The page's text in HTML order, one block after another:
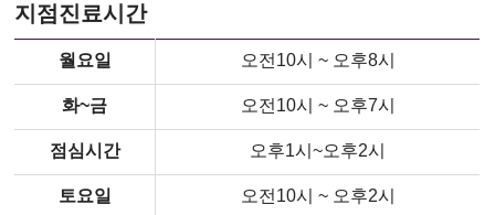
지점진료시간
월요일 오전10시 ~ 오후8시
화~금 오전10시 ~ 오후7시
점심시간 오후1시~오후2시
토요일 오전10시 ~ 오후2시